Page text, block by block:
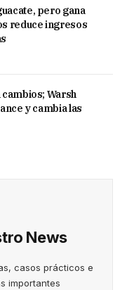
pero gana
reduce ingresos
Warsh
y cambia las
News
casos prácticos e
importantes